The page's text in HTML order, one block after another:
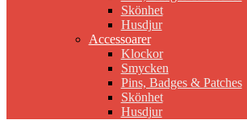
Skönhet
Husdjur
Accessoarer
Klockor
Smycken
Pins, Badges & Patches
Skönhet
Husdjur